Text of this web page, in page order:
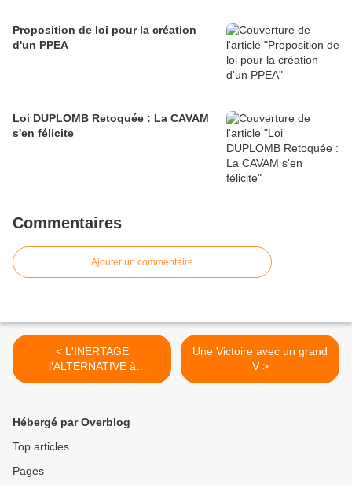
Proposition de loi pour la création
d'un PPEA
Loi DUPLOMB Retoquée : La CAVAM
s'en félicite
Commentaires
Ajouter un commentaire
< L'INERTAGE
l'ALTERNATIVE à
L'ENFOUISSEMENT
Une Victoire avec un grand
V >
Hébergé par Overblog
Top articles
Pages